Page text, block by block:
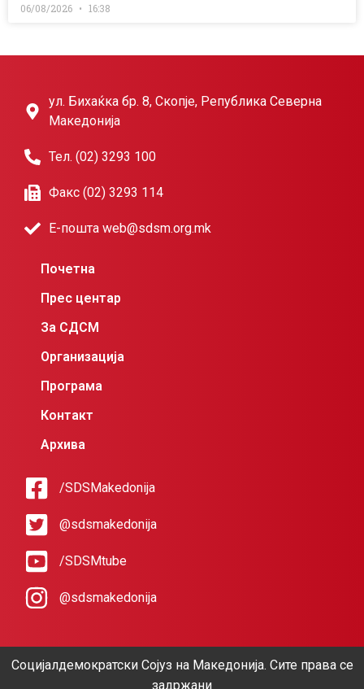
06/08/2026 16:38
ул. Бихаќка бр. 8, Скопје, Република Северна
Македонија
Тел. (02) 3293 100
Факс (02) 3293 114
Е-пошта web@sdsm.org.mk
Почетна
Прес центар
За СДСМ
Организација
Програма
Контакт
Архива
/SDSMakedonija
@sdsmakedonija
/SDSMtube
@sdsmakedonija
Социјалдемократски Сојуз на Македонија. Сите права се
задржани